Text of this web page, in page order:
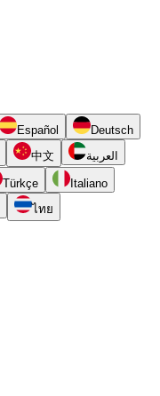
Español
Deutsch
中文 العربية
Türkçe
Italiano
ไทย